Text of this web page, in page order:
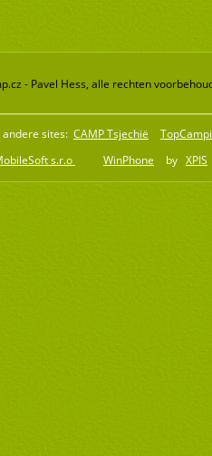
- Pavel Hess, alle rechten
andere sites: CAMP Tsjechië
s.r.o WinPhone by XPIS